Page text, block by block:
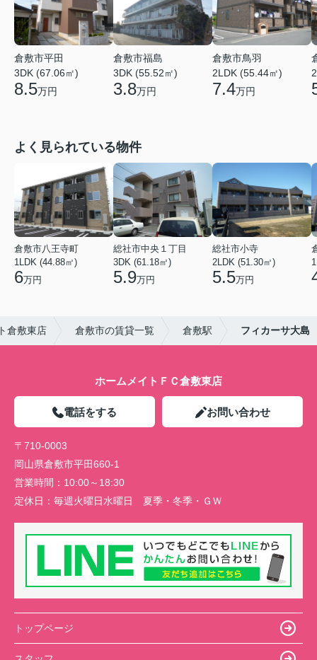
倉敷市平田
3DK (67.06㎡)
8.5万円
倉敷市福島
3DK (55.52㎡)
3.8万円
倉敷市鳥羽
2LDK (55.44㎡)
7.4万円
よく見られている物件
倉敷市八王寺町
1LDK (44.88㎡)
6万円
総社市中央１丁目
3DK (61.18㎡)
5.9万円
総社市小寺
2LDK (51.30㎡)
5.5万円
倉敷東店 倉敷市の賃貸一覧 倉敷駅 フィカーサ大島
ホームメイトＦＣ倉敷東店
電話をする お問い合わせ
〒710-0003
岡山県倉敷市平田660-1
営業時間： 10:00～18:30
定休日： 毎週火曜日水曜日 夏季・冬季・ＧＷ
トップページ